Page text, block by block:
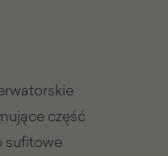
część
sufitowe